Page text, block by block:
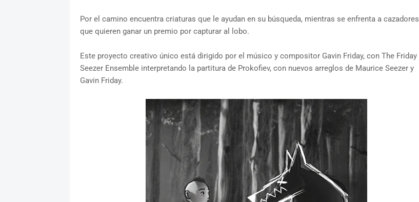
Por el camino encuentra criaturas que le ayudan en su búsqueda, mientras se enfrenta a cazadores
que quieren ganar un premio por capturar al lobo.
Este proyecto creativo único está dirigido por el músico y compositor Gavin Friday, con The Friday
Seezer Ensemble interpretando la partitura de Prokofiev, con nuevos arreglos de Maurice Seezer y
Gavin Friday.